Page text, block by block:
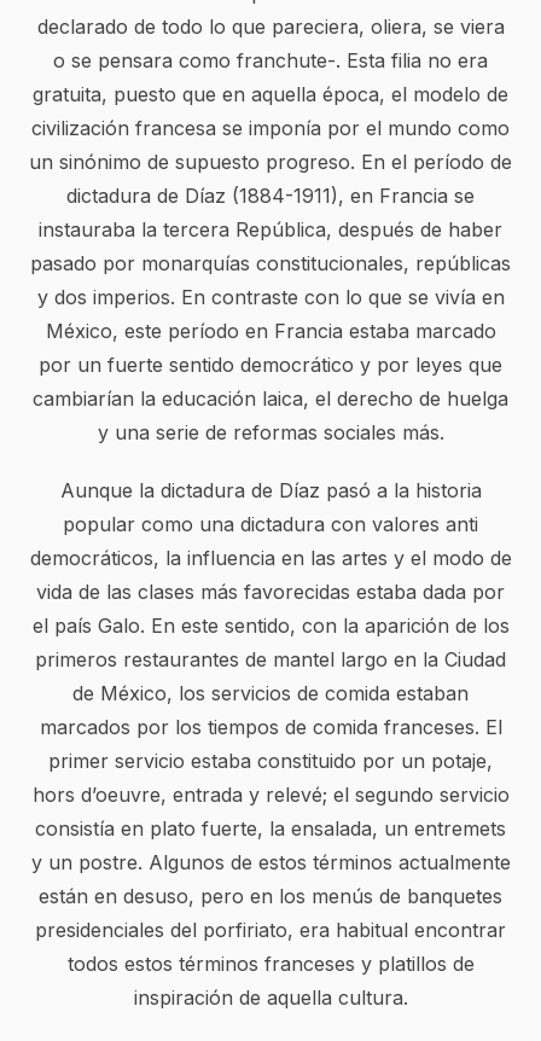
declarado de todo lo que pareciera, oliera, se viera
o se pensara como franchute-. Esta filia no era
gratuita, puesto que en aquella época, el modelo de
civilización francesa se imponía por el mundo como
un sinónimo de supuesto progreso. En el período de
dictadura de Díaz (1884-1911), en Francia se
instauraba la tercera República, después de haber
pasado por monarquías constitucionales, repúblicas
y dos imperios. En contraste con lo que se vivía en
México, este período en Francia estaba marcado
por un fuerte sentido democrático y por leyes que
cambiarían la educación laica, el derecho de huelga
y una serie de reformas sociales más.
Aunque la dictadura de Díaz pasó a la historia
popular como una dictadura con valores anti
democráticos, la influencia en las artes y el modo de
vida de las clases más favorecidas estaba dada por
el país Galo. En este sentido, con la aparición de los
primeros restaurantes de mantel largo en la Ciudad
de México, los servicios de comida estaban
marcados por los tiempos de comida franceses. El
primer servicio estaba constituido por un potaje,
hors d’oeuvre, entrada y relevé; el segundo servicio
consistía en plato fuerte, la ensalada, un entremets
y un postre. Algunos de estos términos actualmente
están en desuso, pero en los menús de banquetes
presidenciales del porfiriato, era habitual encontrar
todos estos términos franceses y platillos de
inspiración de aquella cultura.